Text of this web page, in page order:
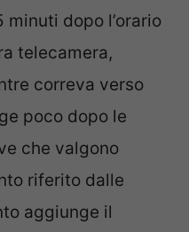
minuti dopo l’orario
telecamera,
correva verso
poco dopo le
che valgono
riferito dalle
aggiunge il